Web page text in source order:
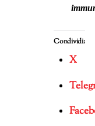
Condividi:
X